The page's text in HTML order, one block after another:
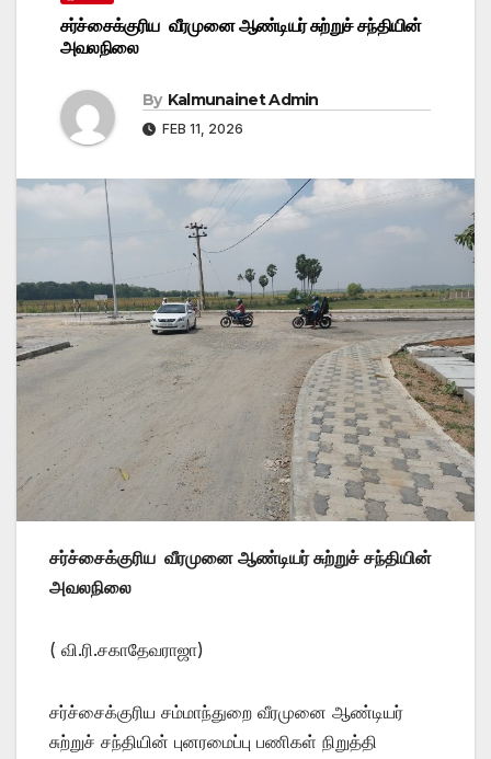
சர்ச்சைக்குரிய வீரமுனை ஆண்டியர் சுற்றுச் சந்தியின்
அவலநிலை
By Kalmunainet Admin
FEB 11, 2026
சர்ச்சைக்குரிய வீரமுனை ஆண்டியர் சுற்றுச் சந்தியின்
அவலநிலை
( வி.ரி.சகாதேவராஜா)
சர்ச்சைக்குரிய சம்மாந்துறை வீரமுனை ஆண்டியர்
சுற்றுச் சந்தியின் புனரமைப்பு பணிகள் நிறுத்தி